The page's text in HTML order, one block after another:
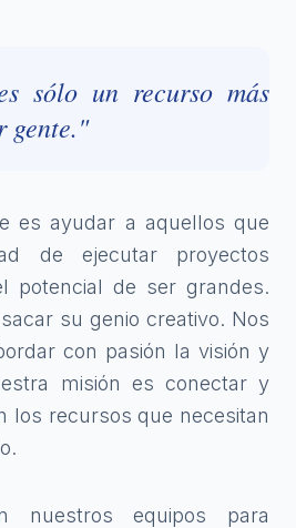
sólo un recurso más
gente."
es ayudar a aquellos que
de ejecutar proyectos
potencial de ser grandes.
su genio creativo. Nos
con pasión la visión y
misión es conectar y
los recursos que necesitan
nuestros equipos para